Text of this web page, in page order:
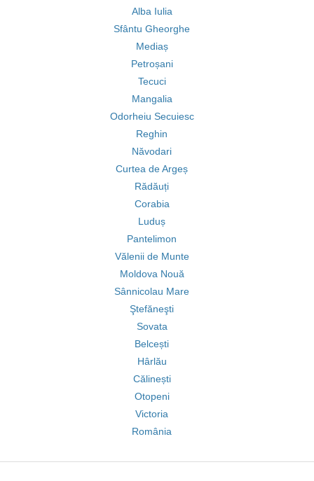
Alba Iulia
Sfântu Gheorghe
Mediaș
Petroșani
Tecuci
Mangalia
Odorheiu Secuiesc
Reghin
Năvodari
Curtea de Argeș
Rădăuți
Corabia
Luduș
Pantelimon
Vălenii de Munte
Moldova Nouă
Sânnicolau Mare
Ştefăneşti
Sovata
Belcești
Hârlău
Călinești
Otopeni
Victoria
România